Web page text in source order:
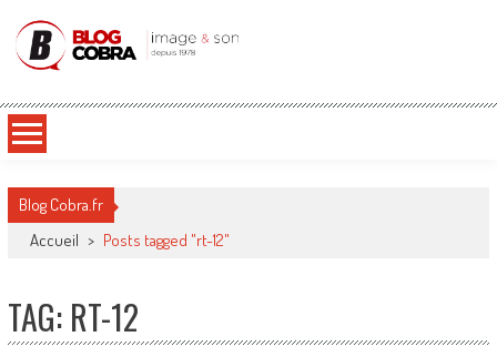
Blog Cobra
Blog Cobra.fr
Accueil > Posts tagged "rt-12"
TAG: RT-12